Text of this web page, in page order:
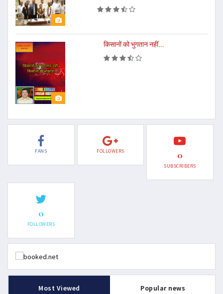
किसानों को भुगतान नहीं...
FANS FOLLOWERS 0
SUBSCRIBERS
0
FOLLOWERS
Most Viewed Popular news